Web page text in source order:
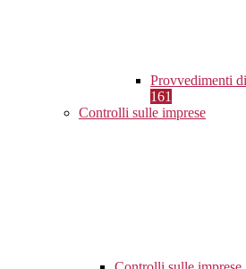
Provvedimenti
161
Controlli sulle imprese